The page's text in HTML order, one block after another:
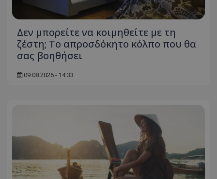
Δεν μπορείτε να κοιμηθείτε με τη
ζέστη; Το απροσδόκητο κόλπο που θα
σας βοηθήσει
09.08.2026 - 14:33